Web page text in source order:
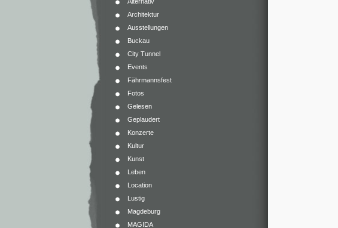
Architektur
Ausstellungen
Buckau
City Tunnel
Events
Fährmannsfest
Fotos
Gelesen
Geplaudert
Konzerte
Kultur
Kunst
Leben
Location
Lustig
Magdeburg
MAGIDA